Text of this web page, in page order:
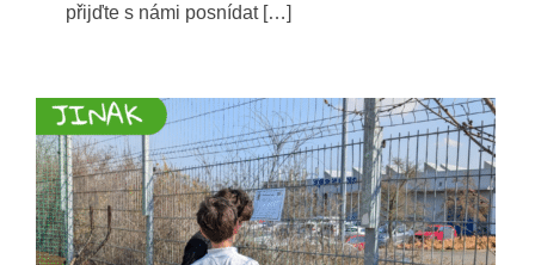
přijďte s námi posnídat […]